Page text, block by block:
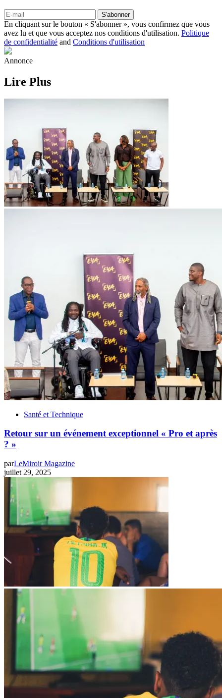
S'abonner
En cliquant sur le bouton « S'abonner », vous confirmez que vous
avez lu et que vous acceptez nos conditions d'utilisation. Politique
de confidentialité and Conditions d'utilisation
Annonce
Lire Plus
Santé et Technique
Retour sur un événement exceptionnel « Pro et après
? »
parLeMiroir Magazine
juillet 29, 2025